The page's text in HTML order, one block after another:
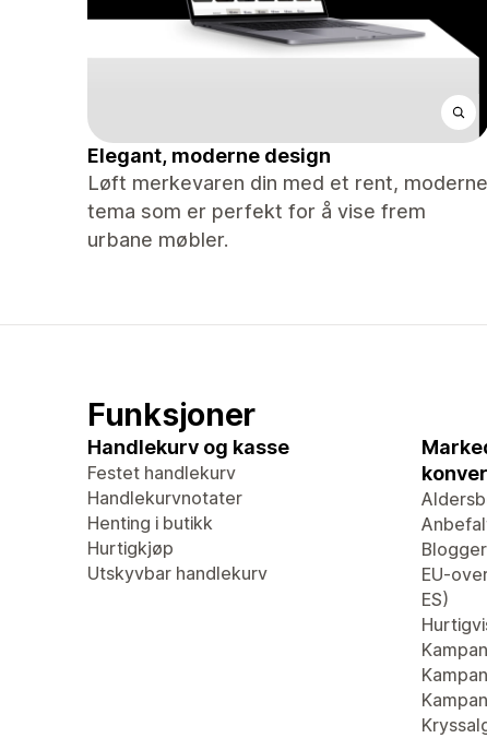
Elegant, moderne design
Løft merkevaren din med et rent, moderne
tema som er perfekt for å vise frem
urbane møbler.
Funksjoner
Handlekurv og kasse
Festet handlekurv
Handlekurvnotater
Henting i butikk
Hurtigkjøp
Utskyvbar handlekurv
Blogger
EU-
ES)